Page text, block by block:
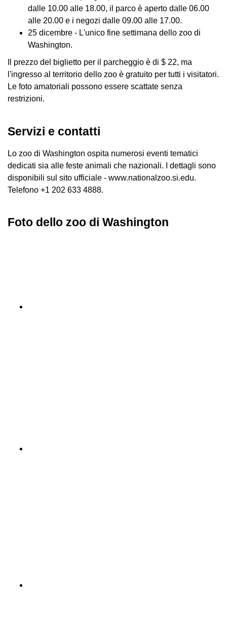
dalle 10.00 alle 18.00, il parco è aperto dalle 06.00
alle 20.00 e i negozi dalle 09.00 alle 17.00.
25 dicembre - L'unico fine settimana dello zoo di
Washington.
Il prezzo del biglietto per il parcheggio è di $ 22, ma
l'ingresso al territorio dello zoo è gratuito per tutti i visitatori.
Le foto amatoriali possono essere scattate senza
restrizioni.
Servizi e contatti
Lo zoo di Washington ospita numerosi eventi tematici
dedicati sia alle feste animali che nazionali. I dettagli sono
disponibili sul sito ufficiale - www.nationalzoo.si.edu.
Telefono +1 202 633 4888.
Foto dello zoo di Washington